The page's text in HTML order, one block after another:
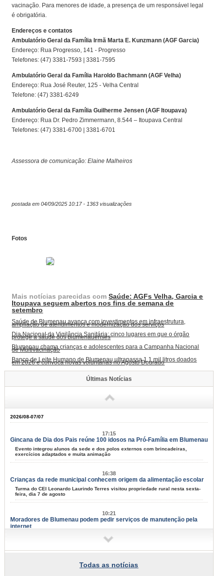
vacinação. Para menores de idade, a presença de um responsável legal
é obrigatória.
Endereços e contatos
Ambulatório Geral da Família Irmã Marta E. Kunzmann (AGF Garcia)
Endereço: Rua Progresso, 141 - Progresso
Telefones: (47) 3381-7593 | 3381-7595
Ambulatório Geral da Família Haroldo Bachmann (AGF Velha)
Endereço: Rua José Reuter, 125 - Velha Central
Telefone: (47) 3381-6249
Ambulatório Geral da Família Guilherme Jensen (AGF Itoupava)
Endereço: Rua Dr. Pedro Zimmermann, 8.544 – Itoupava Central
Telefones: (47) 3381-6700 | 3381-6701
Assessora de comunicação: Elaine Malheiros
postada em 04/09/2025 10:17 - 1363 visualizações
Fotos
Mais notícias parecidas comSaúde: AGFs Velha, Garcia e
Itoupava seguem abertos nos fins de semana de
setembro
Saúde de Blumenau avança com investimentos em infraestrutura,
ampliação de atendimentos e modernização dos serviços
Dia Nacional da Vigilância Sanitária: cinco lugares em que o órgão
protege a saúde dos blumenauenses
Blumenau chama crianças e adolescentes para a Campanha Nacional
de Multivacinação
Banco de Leite Humano de Blumenau ultrapassa 1,1 mil litros doados
em 2026 e convoca novas voluntárias no Agosto Dourado
Últimas Notícias
2026/08-07/07
17:15
Gincana de Dia dos Pais reúne 100 idosos na Pró-Família em Blumenau
Evento integrou alunos da sede e dos polos externos com brincadeiras,
exercícios adaptados e muita animação
16:38
Crianças da rede municipal conhecem origem da alimentação escolar
Turma do CEI Leonardo Laurindo Terres visitou propriedade rural nesta sexta-
feira, dia 7 de agosto
10:21
Moradores de Blumenau podem pedir serviços de manutenção pela
internet
Samae faz campanha para grandes geradores de lixo
Todas as notícias